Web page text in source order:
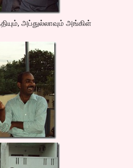
அப்துல்லாவும் அங்கிள்